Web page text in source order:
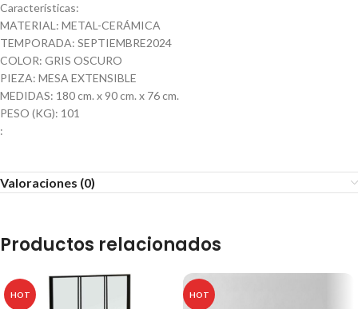
Características:
MATERIAL: METAL-CERÁMICA
TEMPORADA: SEPTIEMBRE2024
COLOR: GRIS OSCURO
PIEZA: MESA EXTENSIBLE
MEDIDAS: 180 cm. x 90 cm. x 76 cm.
PESO (KG): 101
:
Valoraciones (0)
Productos relacionados
HOT HOT